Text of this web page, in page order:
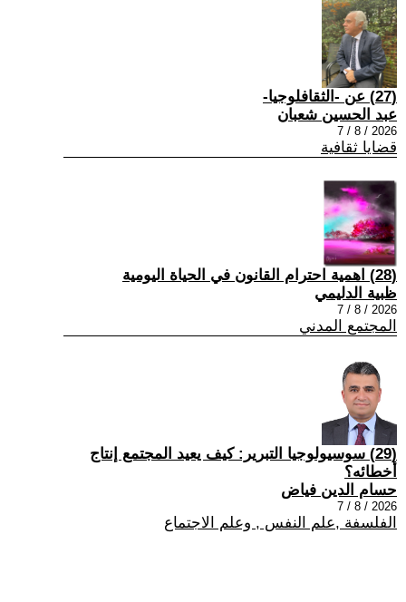
(27) عن -الثقافلوجيا-
عبد الحسين شعبان
2026 / 8 / 7
قضايا ثقافية
(28) اهمية احترام القانون في الحياة اليومية
ظبية الدليمي
2026 / 8 / 7
المجتمع المدني
(29) سوسيولوجيا التبرير: كيف يعيد المجتمع إنتاج
أخطائه؟
حسام الدين فياض
2026 / 8 / 7
الفلسفة ,علم النفس , وعلم الاجتماع